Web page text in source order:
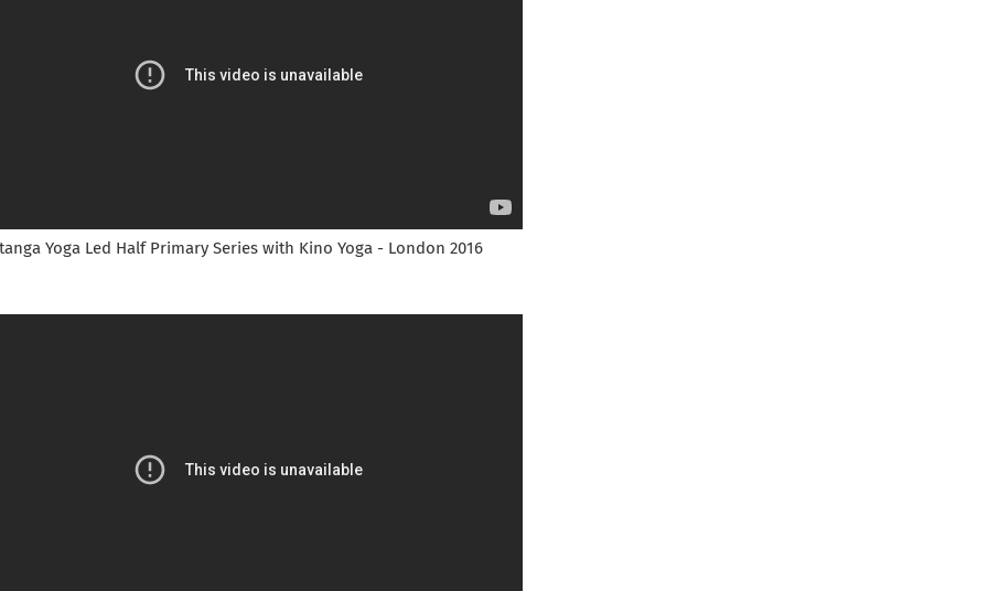
Yoga Led Half Primary Series with Kino Yoga - London 2016